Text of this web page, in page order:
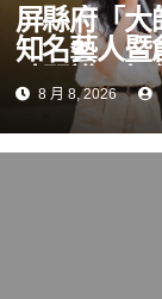
屏縣府「大
知名藝人暨
晴開講 解
變現與品牌
8 月 8, 2026